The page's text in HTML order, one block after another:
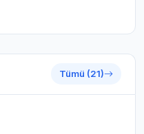
Tümü (21)